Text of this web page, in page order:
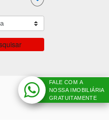
FALE COM A
NOSSA IMOBILIÁRIA
GRATUITAMENTE